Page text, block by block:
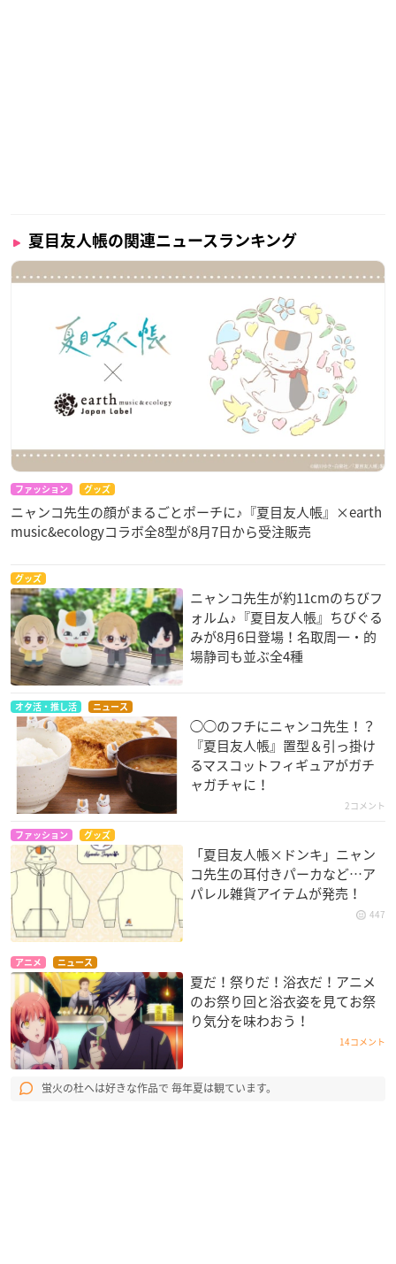
夏目友人帳の関連ニュースランキング
ファッション グッズ
ニャンコ先生の顔がまるごとポーチに♪『夏目友人帳』×earth
music&ecologyコラボ全8型が8月7日から受注販売
グッズ
ニャンコ先生が約11cmのちびフ
ォルム♪『夏目友人帳』ちびぐる
みが8月6日登場！名取周一・的
場静司も並ぶ全4種
オタ活・推し活 ニュース
◯◯のフチにニャンコ先生！？
『夏目友人帳』置型＆引っ掛け
るマスコットフィギュアがガチ
ャガチャに！
2コメント
ファッション グッズ
「夏目友人帳×ドンキ」ニャン
コ先生の耳付きパーカなど…ア
パレル雑貨アイテムが発売！
447
アニメ ニュース
夏だ！祭りだ！浴衣だ！アニメ
のお祭り回と浴衣姿を見てお祭
り気分を味わおう！
14コメント
蛍火の杜へは好きな作品で 毎年夏は観ています。